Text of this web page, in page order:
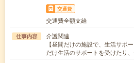
交通費
交通費全額支給
仕事内容
介護関連
【昼間だけの施設で、生活サポ
だけ生活のサポートを受けたり